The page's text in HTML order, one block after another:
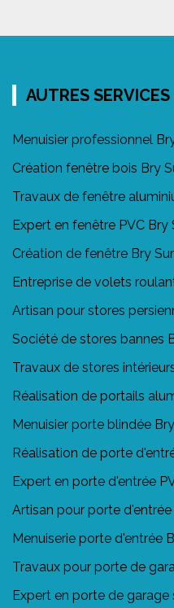
AUTRES SERVICES
Menuisier professionnel
Création fenêtre bois Bry
Travaux de fenêtre
Expert en fenêtre PVC Bry
Création de fenêtre Bry
Entreprise de volets
Artisan pour stores
Société de stores bannes
Travaux de stores
Réalisation de portails
Menuisier porte blindée
Réalisation de porte
Expert en porte d'entrée
Artisan pour porte
Menuiserie porte d'entrée
Travaux pour porte de
Expert en porte de